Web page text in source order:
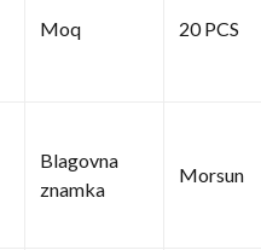
Moq 20 PCS
Blagovna
znamka
Morsun